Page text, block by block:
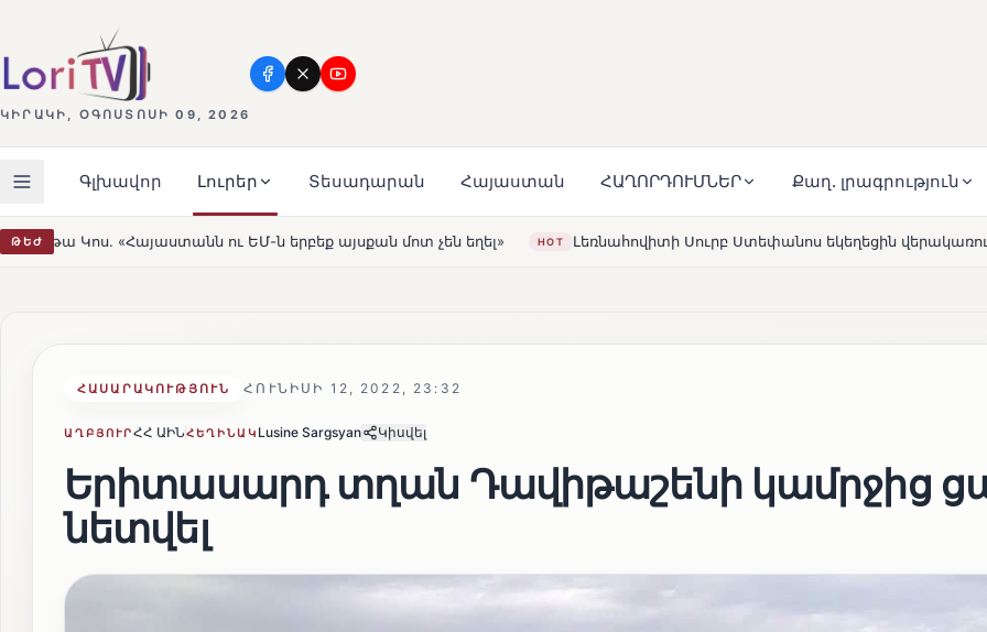
ԿԻՐԱԿԻ, ՕԳՈՍՏՈՍԻ 09, 2026
Գլխավոր Լուրեր Տեսադարան Հայաստան ՀԱՂՈՐԴՈՒՄՆԵՐ Քաղ. լրագրություն
ԹԵԺ
ու ԵՄ-ն երբեք այսքան մոտ չեն եղել» HOT Լեռնահովիտի Սուրբ Ստեփանոս եկեղեցին վերակառուցվել է Կարապետյան
ՀԱՍԱՐԱԿՈՒԹՅՈՒՆ ՀՈՒՆԻՍԻ 12, 2022, 23:32
ԱՂԲՅՈՒՐՀՀ ԱԻՆՀԵՂԻՆԱԿ Lusine Sargsyan Կիսվել
Երիտասարդ տղան Դավիթաշենի կամրջից
նետվել